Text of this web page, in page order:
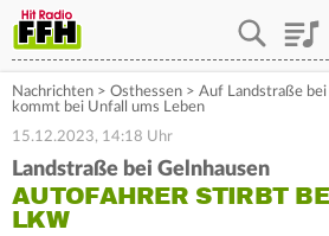
Nachrichten > Osthessen > Auf Landstraße
kommt bei Unfall ums Leben
15.12.2023, 14:18 Uhr
Landstraße bei Gelnhausen
AUTOFAHRER STIRBT
LKW